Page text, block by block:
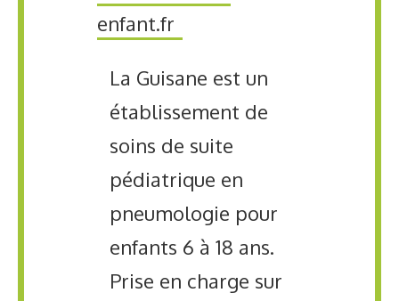
enfant.fr
La Guisane est un
établissement de
soins de suite
pédiatrique en
pneumologie pour
enfants 6 à 18 ans.
Prise en charge sur